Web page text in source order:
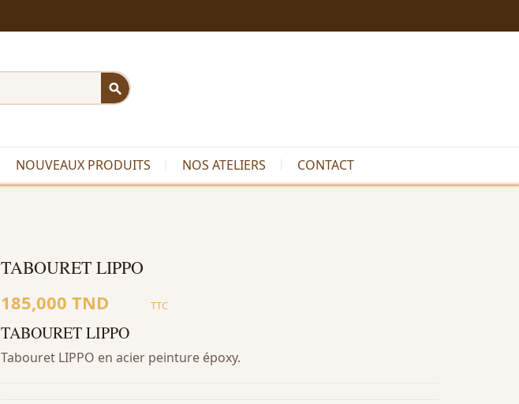
search
NOUVEAUX PRODUITS NOS ATELIERS CONTACT
TABOURET LIPPO
185,000 TND TTC
TABOURET LIPPO
Tabouret LIPPO en acier peinture époxy.